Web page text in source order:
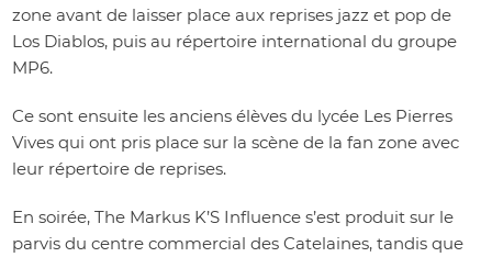
zone avant de laisser place aux reprises jazz et pop de
Los Diablos, puis au répertoire international du groupe
MP6.
Ce sont ensuite les anciens élèves du lycée Les Pierres
Vives qui ont pris place sur la scène de la fan zone avec
leur répertoire de reprises.
En soirée, The Markus K’S Influence s’est produit sur le
parvis du centre commercial des Catelaines, tandis que